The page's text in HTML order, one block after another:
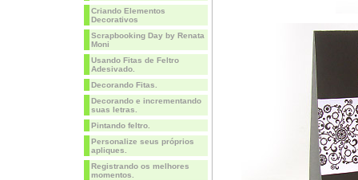
Criando Elementos
Decorativos
Scrapbooking Day by Renata
Moni
Usando Fitas de Feltro
Adesivado.
Decorando Fitas.
Decorando e incrementando
suas letras.
Pintando feltro.
Personalize seus próprios
apliques.
Registrando os melhores
momentos.